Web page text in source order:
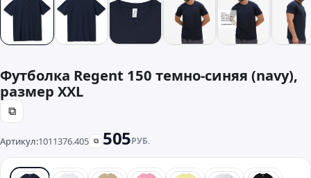
Футболка Regent 150 темно-синяя (navy),
размер XXL
⧉
Артикул:1011376.405 ⧉ 505РУБ.